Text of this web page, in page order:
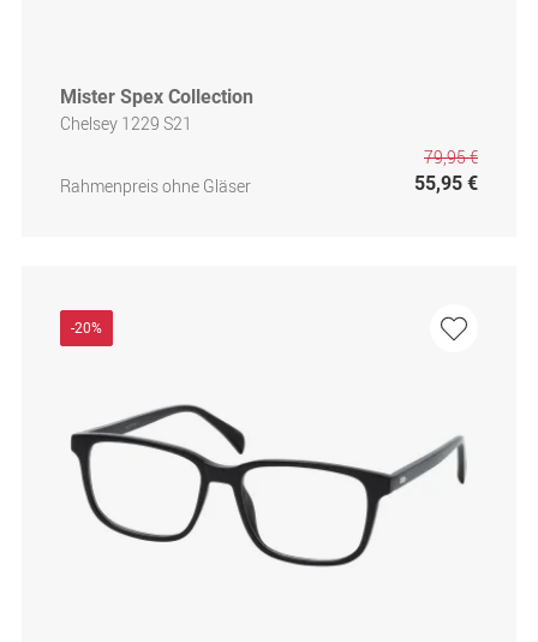
Mister Spex Collection
Chelsey 1229 S21
Rahmenpreis ohne Gläser
79,95 €
55,95 €
-20%